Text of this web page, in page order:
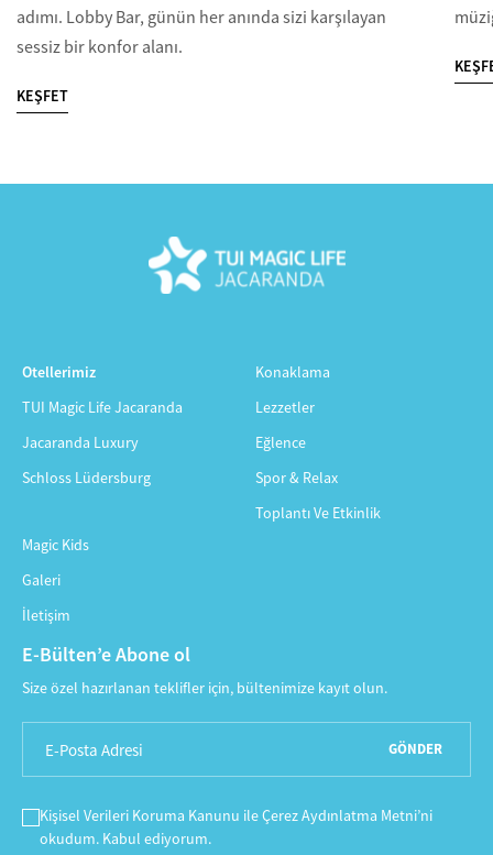
adımı. Lobby Bar, günün her anında sizi karşılayan
sessiz bir konfor alanı.
KEŞFET
Otellerimiz
TUI Magic Life Jacaranda
Jacaranda Luxury
Schloss Lüdersburg
Konaklama
Lezzetler
Eğlence
Spor & Relax
Toplantı Ve Etkinlik
Magic Kids
Galeri
İletişim
E-Bülten’e Abone ol
Size özel hazırlanan teklifler için, bültenimize kayıt olun.
GÖNDER
Kişisel Verileri Koruma Kanunu ileÇerez Aydınlatma Metni’ni
okudum. Kabul ediyorum.